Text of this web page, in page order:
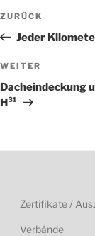
Vorheriger
Beitrag
ZURÜCK
Jeder
Nächster
Beitrag
WEITER
Dacheindeckung
H³¹
Zertifikate /
Verbände